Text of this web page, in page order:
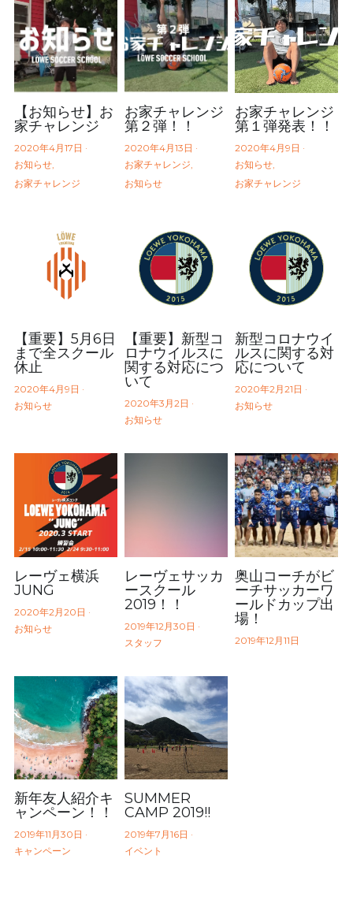
【お知らせ】お
家チャレンジ
2020年4月17日 ·
お知らせ,
お家チャレンジ
お家チャレンジ
第２弾！！
2020年4月13日 ·
お家チャレンジ,
お知らせ
お家チャレンジ
第１弾発表！！
2020年4月9日 ·
お知らせ,
お家チャレンジ
【重要】5月6日
まで全スクール
休止
2020年4月9日 ·
お知らせ
【重要】新型コ
ロナウイルスに
関する対応につ
いて
2020年3月2日 ·
お知らせ
新型コロナウイ
ルスに関する対
応について
2020年2月21日 ·
お知らせ
レーヴェ横浜
JUNG
2020年2月20日 ·
お知らせ
レーヴェサッカ
ースクール
2019！！
2019年12月30日 ·
スタッフ
奥山コーチがビ
ーチサッカーワ
ールドカップ出
場！
2019年12月11日
新年友人紹介キ
ャンペーン！！
2019年11月30日 ·
キャンペーン
SUMMER
CAMP 2019!!
2019年7月16日 ·
イベント